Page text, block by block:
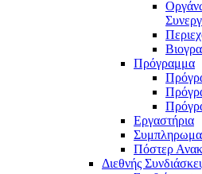
Πρόγραμμα
Εργαστήρια
Πόστερ
Διεθνής